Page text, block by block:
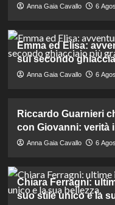
Anna Gaia Cavallo 6
Emma ed Elisa:
sul secondo
Anna Gaia Cavallo 6
Riccardo Guarnieri
con Giovanni: verità
Anna Gaia Cavallo 6
Chiara Ferragni:
suo stile unico e la